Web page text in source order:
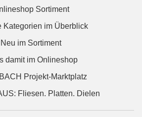
Sortiment
Kategorien im Überblick
Neu im Sortiment
damit im Onlineshop
Projekt-Marktplatz
Fliesen. Platten. Dielen